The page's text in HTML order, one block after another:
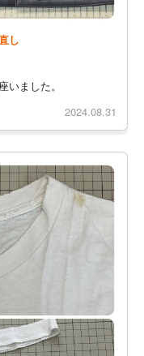
し
ました。
2024.08.31